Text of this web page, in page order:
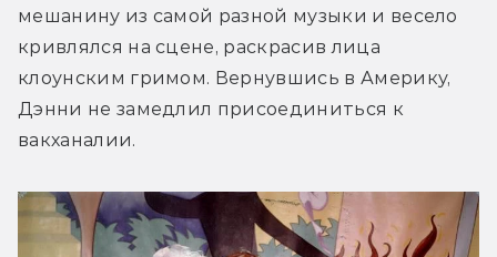
мешанину из самой разной музыки и весело
кривлялся на сцене, раскрасив лица
клоунским гримом. Вернувшись в Америку,
Дэнни не замедлил присоединиться к
вакханалии.